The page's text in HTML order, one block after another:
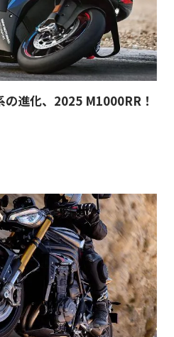
進化、2025 M1000RR！